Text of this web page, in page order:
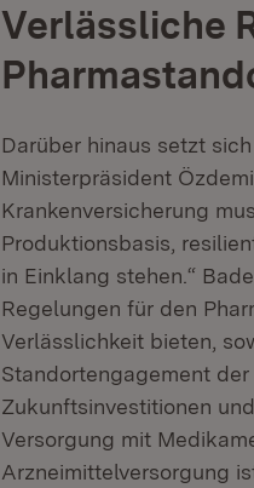
Verlässliche
Darüber hinaus setzt
Ministerpräsident
Krankenversicherung
Produktionsbasis,
in Einklang stehen.“
Regelungen für den
Verlässlichkeit bieten,
Standortengagement
Zukunftsinvestitionen
Versorgung mit
Arzneimittelversorgung